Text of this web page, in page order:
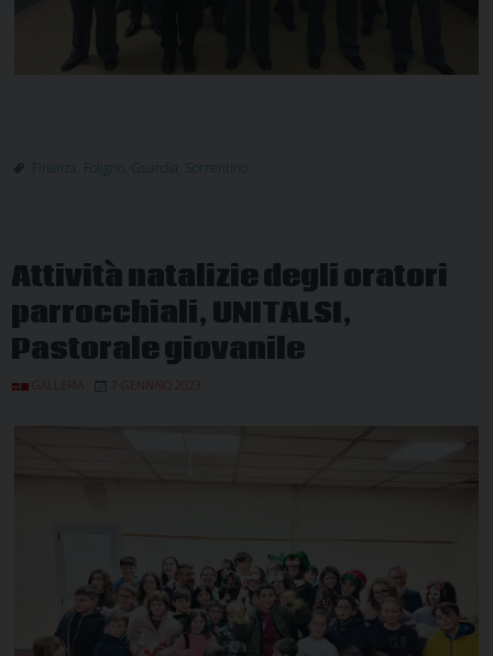
Finanza Foligno Guardia Sorrentino
Attività natalizie degli oratori
parrocchiali, UNITALSI,
Pastorale giovanile
GALLERIA 7 GENNAIO 2023